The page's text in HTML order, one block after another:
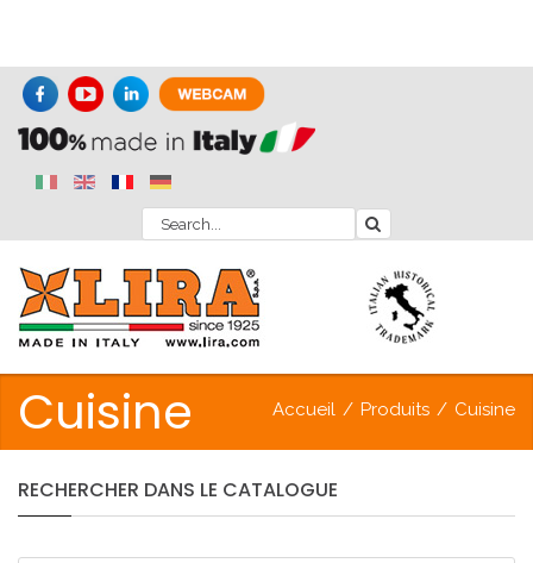
Cuisine Accueil / Produits / Cuisine
RECHERCHER DANS LE CATALOGUE